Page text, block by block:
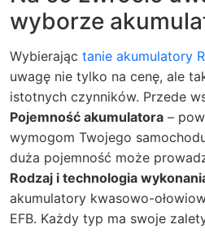
wyborze
Wybierając tanie akumulatory
uwagę nie tylko na cenę, ale
istotnych czynników. Przede
Pojemność akumulatora –
wymogom Twojego
duża pojemność może
Rodzaj i technologia
akumulatory kwasowo-
EFB. Każdy typ ma swoje